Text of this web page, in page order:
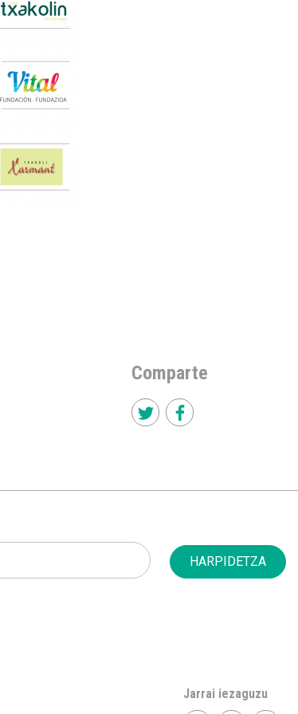
Comparte
HARPIDETZA
Jarrai iezaguzu